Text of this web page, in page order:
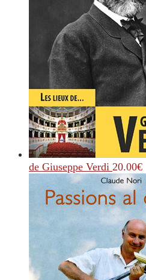
de Giuseppe Verdi 20.00€